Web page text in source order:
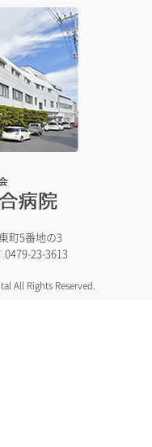
町5番地の3
23-3613
All Rights Reserved.